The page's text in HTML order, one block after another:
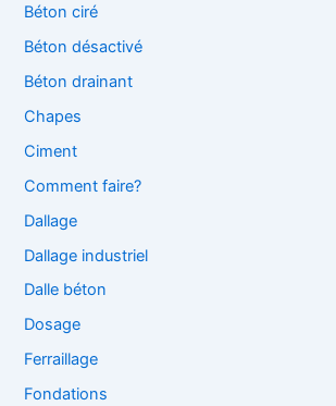
Béton ciré
Béton désactivé
Béton drainant
Chapes
Ciment
Comment faire?
Dallage
Dallage industriel
Dalle béton
Dosage
Ferraillage
Fondations